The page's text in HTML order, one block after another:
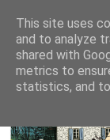
This site uses
and to analyze
shared with
metrics to
statistics, and